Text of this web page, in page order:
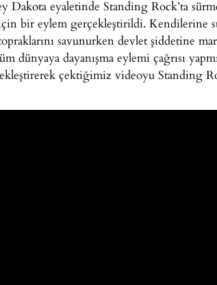
eyaletinde Standing Rock’ta
bir eylem gerçekleştirildi. Kendilerine
savunurken devlet şiddetine
dünyaya dayanışma eylemi çağrısı
çektiğimiz videoyu Standing